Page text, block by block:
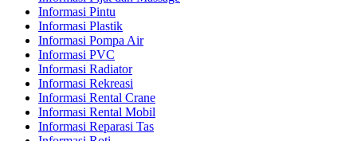
Informasi Pintu
Informasi Plastik
Informasi Pompa Air
Informasi PVC
Informasi Radiator
Informasi Rekreasi
Informasi Rental Crane
Informasi Rental Mobil
Informasi Reparasi Tas